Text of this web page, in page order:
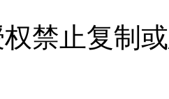
权禁止复制